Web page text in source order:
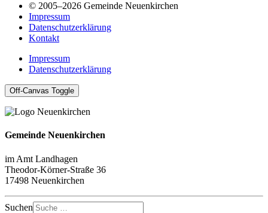
© 2005–2026 Gemeinde Neuenkirchen
Impressum
Datenschutzerklärung
Kontakt
Impressum
Datenschutzerklärung
Off-Canvas Toggle
Gemeinde Neuenkirchen
im Amt Landhagen
Theodor-Körner-Straße 36
17498 Neuenkirchen
Suchen